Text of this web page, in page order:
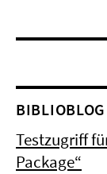
BIBLIOBLOG
Testzugriff
Package“